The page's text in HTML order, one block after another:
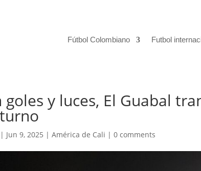
Fútbol Colombiano Futbol
goles y luces, El Guabal
| Jun 9, 2025 |América de Cali |0 comments